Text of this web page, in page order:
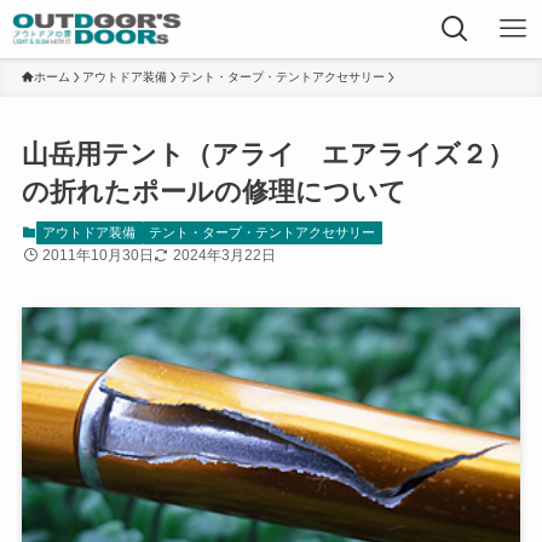
ホーム アウトドア装備 テント・タープ・テントアクセサリー
山岳用テント（アライ エアライズ２）
の折れたポールの修理について
アウトドア装備 テント・タープ・テントアクセサリー
2011年10月30日 2024年3月22日